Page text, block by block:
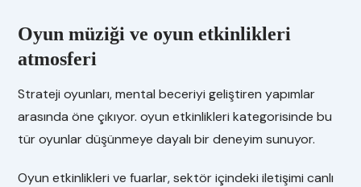
Oyun müziği ve oyun etkinlikleri
atmosferi
Strateji oyunları, mental beceriyi geliştiren yapımlar
arasında öne çıkıyor. oyun etkinlikleri kategorisinde bu
tür oyunlar düşünmeye dayalı bir deneyim sunuyor.
Oyun etkinlikleri ve fuarlar, sektör içindeki iletişimi canlı